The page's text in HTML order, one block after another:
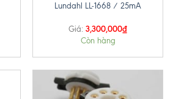
Lundahl LL-1668 / 25mA
Giá: 3,300,000₫
Còn hàng